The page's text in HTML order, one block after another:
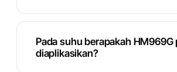
Pada suhu berapakah HM969G
diaplikasikan?